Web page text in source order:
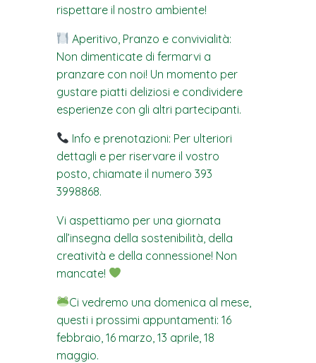
rispettare il nostro ambiente!
Aperitivo, Pranzo e convivialità:
Non dimenticate di fermarvi a
pranzare con noi! Un momento per
gustare piatti deliziosi e condividere
esperienze con gli altri partecipanti.
Info e prenotazioni: Per ulteriori
dettagli e per riservare il vostro
posto, chiamate il numero 393
3998868.
Vi aspettiamo per una giornata
all’insegna della sostenibilità, della
creatività e della connessione! Non
mancate!
Ci vedremo una domenica al mese,
questi i prossimi appuntamenti: 16
febbraio, 16 marzo, 13 aprile, 18
maggio.